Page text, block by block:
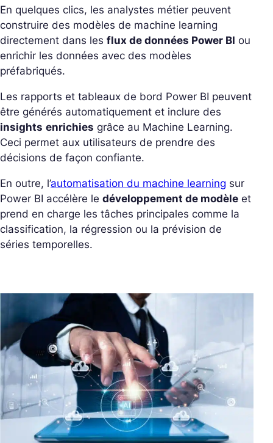
En quelques clics, les analystes métier peuvent
construire des modèles de machine learning
directement dans les flux de données Power BI ou
enrichir les données avec des modèles
préfabriqués.
Les rapports et tableaux de bord Power BI peuvent
être générés automatiquement et inclure des
insights enrichies grâce au Machine Learning.
Ceci permet aux utilisateurs de prendre des
décisions de façon confiante.
En outre, l’automatisation du machine learning sur
Power BI accélère le développement de modèle et
prend en charge les tâches principales comme la
classification, la régression ou la prévision de
séries temporelles.